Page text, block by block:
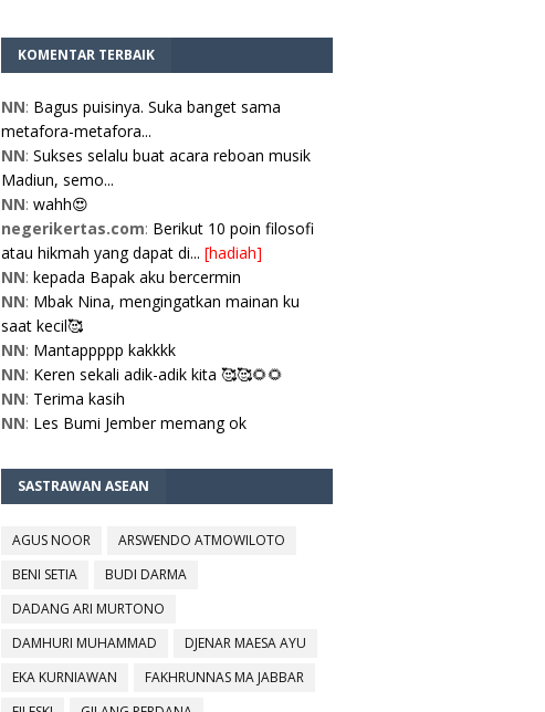
KOMENTAR TERBAIK
NN: Bagus puisinya. Suka banget sama
metafora-metafora...
NN: Sukses selalu buat acara reboan musik
Madiun, semo...
NN: wahh😍
negerikertas.com: Berikut 10 poin filosofi
atau hikmah yang dapat di... [hadiah]
NN: kepada Bapak aku bercermin
NN: Mbak Nina, mengingatkan mainan ku
saat kecil🥰
NN: Mantappppp kakkkk
NN: Keren sekali adik-adik kita 🥰🥰🌻🌻
NN: Terima kasih
NN: Les Bumi Jember memang ok
SASTRAWAN ASEAN
AGUS NOOR
ARSWENDO ATMOWILOTO
BENI SETIA
BUDI DARMA
DADANG ARI MURTONO
DAMHURI MUHAMMAD
DJENAR MAESA AYU
EKA KURNIAWAN
FAKHRUNNAS MA JABBAR